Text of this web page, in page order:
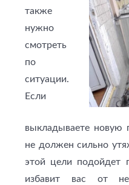
также
нужно
смотреть
по
ситуации.
Если
выкладываете новую
не должен сильно
этой цели подойдет
избавит вас от